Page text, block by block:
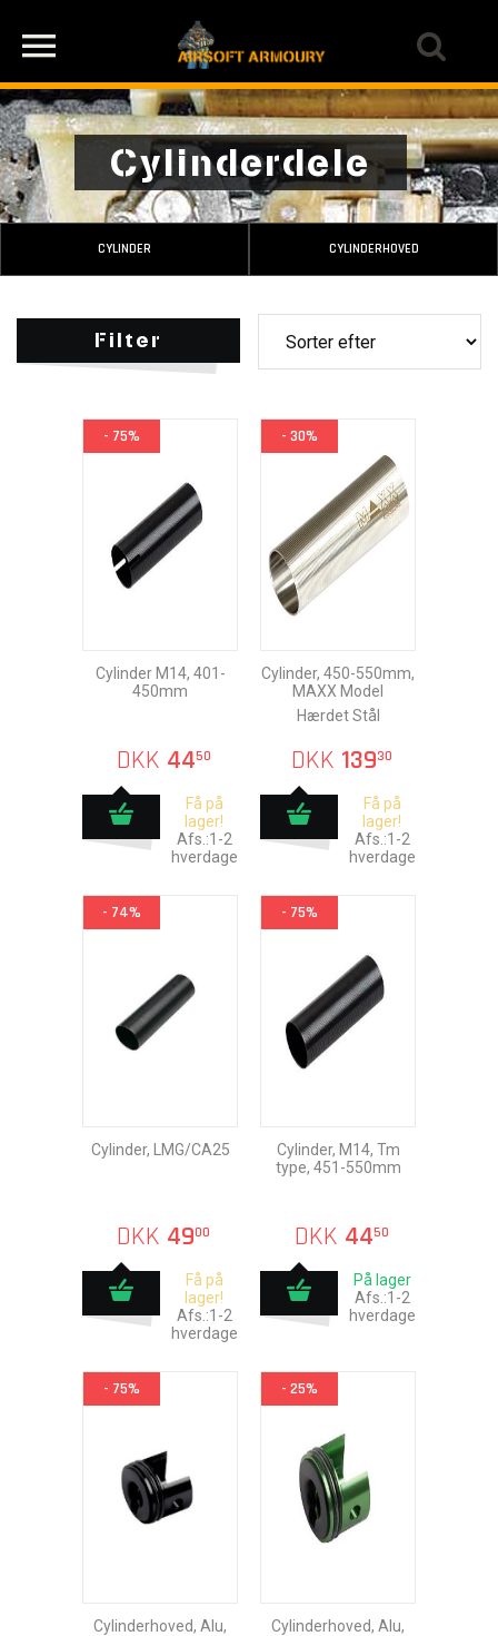
Cylinderdele
CYLINDER CYLINDERHOVED
Filter
- 75%
Cylinder M14, 401-
450mm
DKK 4450
Få på
lager!
Afs.:1-2
hverdage
- 30%
Cylinder, 450-550mm,
MAXX Model
Hærdet Stål
DKK 13930
Få på
lager!
Afs.:1-2
hverdage
- 74%
Cylinder, LMG/CA25
DKK 4900
Få på
lager!
Afs.:1-2
hverdage
- 75%
Cylinder, M14, Tm
type, 451-550mm
DKK 4450
På lager
Afs.:1-2
hverdage
- 75%
Cylinderhoved, Alu,
- 25%
Cylinderhoved, Alu,